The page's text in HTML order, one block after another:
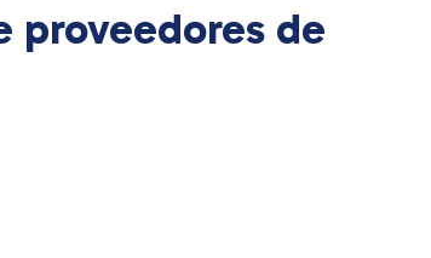
proveedores de